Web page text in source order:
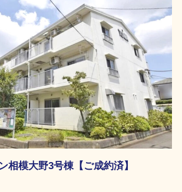
相模大野3号棟【ご成約済】